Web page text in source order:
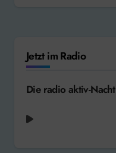
Jetzt im Radio
Die radio aktiv-Nacht